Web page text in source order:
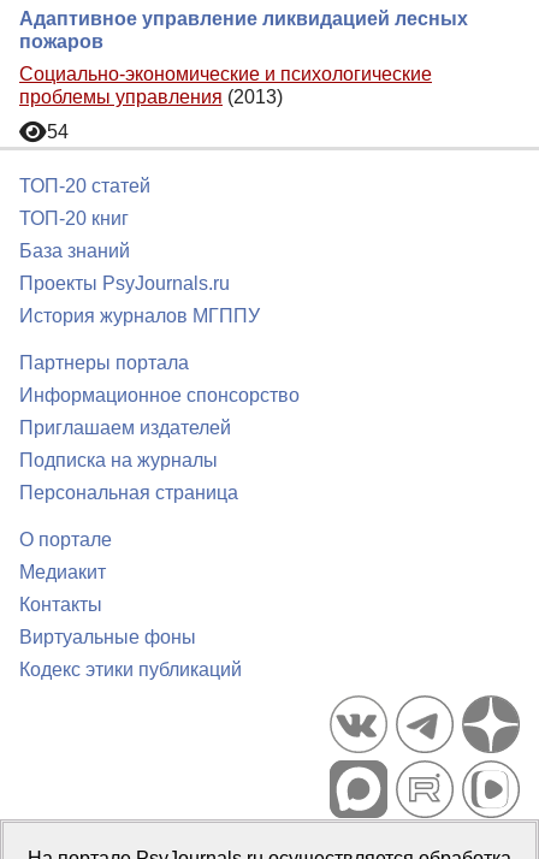
Адаптивное управление ликвидацией лесных
пожаров
Социально-экономические и психологические
проблемы управления (2013)
54
ТОП-20 статей
ТОП-20 книг
База знаний
Проекты PsyJournals.ru
История журналов МГППУ
Партнеры портала
Информационное спонсорство
Приглашаем издателей
Подписка на журналы
Персональная страница
О портале
Медиакит
Контакты
Виртуальные фоны
Кодекс этики публикаций
Портал психологических изданий PsyJournals.ru, 2007–2026